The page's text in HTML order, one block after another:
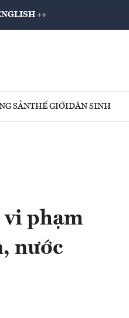
++
SẢNTHẾ GIỚIDÂN SINH
phạm
nước